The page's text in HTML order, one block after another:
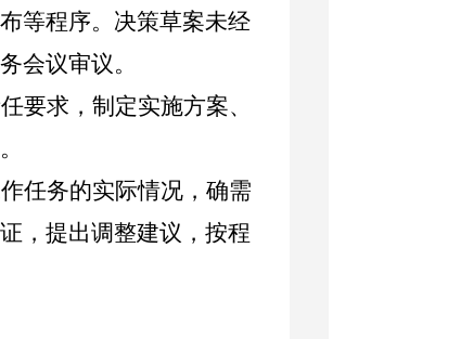
等程序。决策草案未经
会议审议。
要求，制定实施方案、
任务的实际情况，确需
，提出调整建议，按程